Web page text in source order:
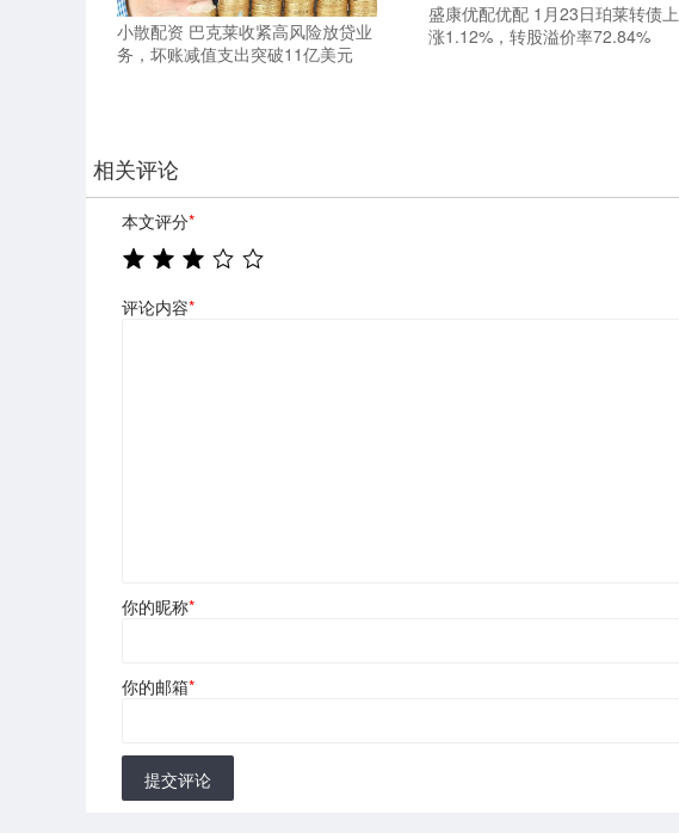
小散配资 巴克莱收紧高风险放贷业
务，坏账减值支出突破11亿美元
盛康优配优配 1月23日珀莱转债上
涨1.12%，转股溢价率72.84%
相关评论
本文评分*
评论内容*
你的昵称*
你的邮箱*
提交评论